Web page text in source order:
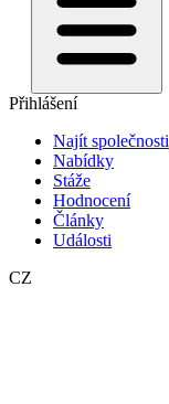
Přihlášení
Najít společnosti
Nabídky
Stáže
Hodnocení
Články
Události
CZ